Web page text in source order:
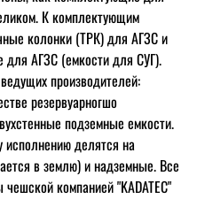
К комплектующим
колонки (ТРК) для АГЗС и
для АГЗС (емкости для СУГ).
производителей:
резервуарногшо
подземные емкости.
делятся на
в землю) и надземные. Все
компанией "KADATEC"